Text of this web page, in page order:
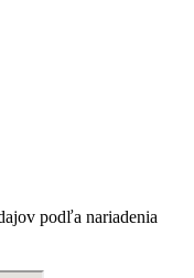
podľa nariadenia